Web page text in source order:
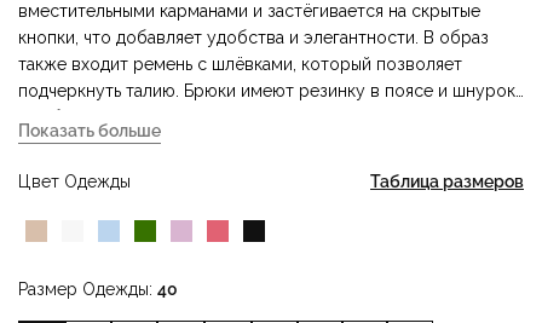
вместительными карманами и застёгивается на скрытые
кнопки, что добавляет удобства и элегантности. В образ
также входит ремень с шлёвками, который позволяет
подчеркнуть талию. Брюки имеют резинку в поясе и шнурок
дополнительные карманы для удобства во время работы.
Этот костюм сочетает в себе стиль, комфорт и
функциональность, создавая идеальную атмосферу для
профессиональной деятельности.
Показать больше
Цвет Одежды
Размер Одежды 40
Таблица размеров